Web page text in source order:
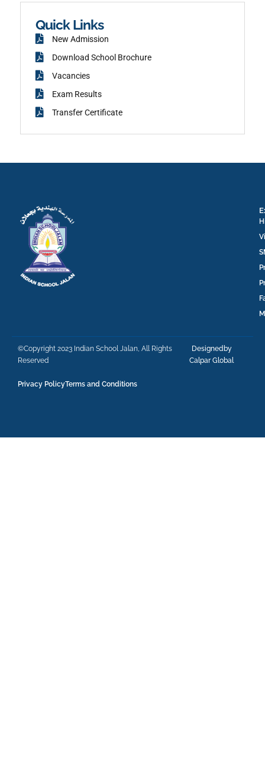
o
Quick Links
New Admission
Download School Brochure
Vacancies
Exam Results
Transfer Certificate
©Copyright 2023 Indian School Jalan, All Rights
Reserved
Designedby
Calpar Global
Privacy PolicyTerms and Conditions